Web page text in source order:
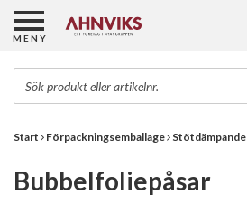
Start Förpackningsemballage Stötdämpande
Bubbelfoliepåsar
MENY